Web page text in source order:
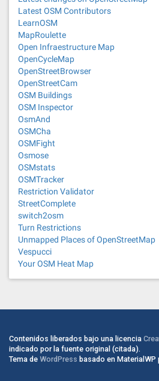
Latest OSM Contributors
LearnOSM
MapRoulette
Open Infraestructure Map
OpenCycleMap
OpenStreetBrowser
OpenStreetCam
OSM Buildings
OSM Inspector
OsmAnd
OSMCha
OSMFight
Osmose
OSMstats
OSMTracker
Restriction Validator
StreetComplete
switch2osm
Turn Restrictions
Unmapped Places of OpenStreetMap
Vespucci
Your OSM Heat Map
Contenidos liberados bajo una licencia
indicado por la fuente original (citada).
Tema de WordPress basado en MaterialWP